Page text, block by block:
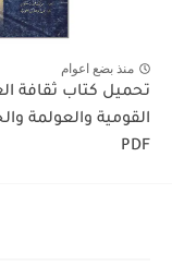
منذ بضع اعوام
تحميل كتاب ثقافة
القومية والعولمة
PDF